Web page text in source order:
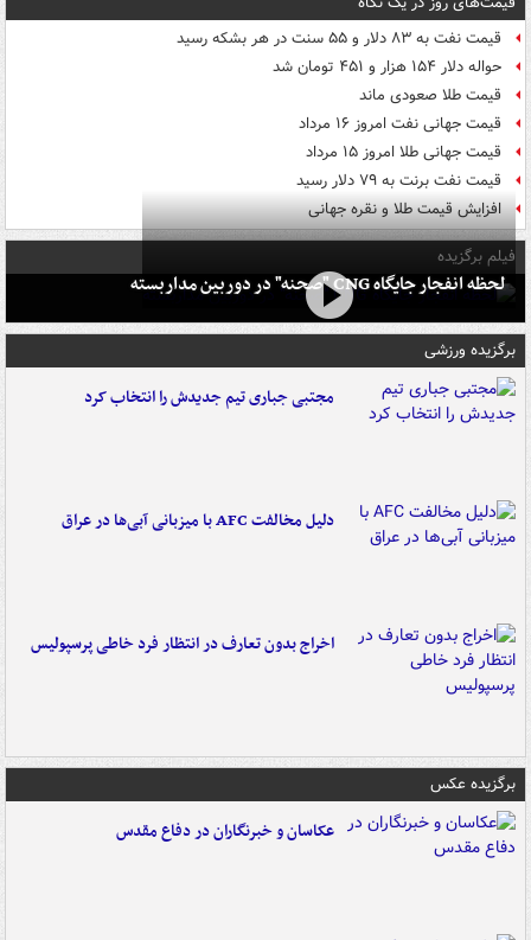
قیمت نفت به ۸۳ دلار و ۵۵ سنت در هر بشکه رسید
حواله دلار ۱۵۴ هزار و ۴۵۱ تومان شد
قیمت طلا صعودی ماند
قیمت جهانی نفت امروز ۱۶ مرداد
قیمت جهانی طلا امروز ۱۵ مرداد
قیمت نفت برنت به ۷۹ دلار رسید
افزایش قیمت طلا و نقره جهانی
فیلم برگزیده
لحظه انفجار جایگاه CNG "صحنه" در دوربین مداربسته
برگزیده ورزشی
مجتبی جباری تیم جدیدش را انتخاب کرد
دلیل مخالفت AFC با میزبانی آبی‌ها در عراق
اخراج بدون تعارف در انتظار فرد خاطی پرسپولیس
برگزیده عکس
عکاسان و خبرنگاران در دفاع مقدس